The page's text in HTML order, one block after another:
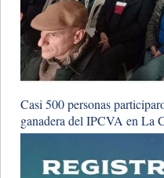
Casi 500 personas
ganadera del IPCVA en La